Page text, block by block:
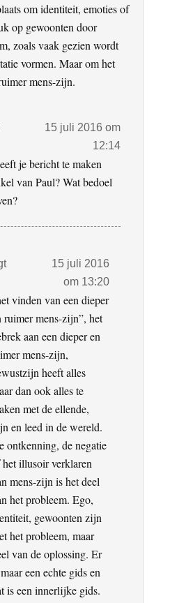
om identiteit, emoties of
op gewoonten door
zoals vaak gezien wordt
vormen. Maar om het
mens-zijn.
15 juli 2016 om
12:14
je bericht te maken
van Paul? Wat bedoel
15 juli 2016
om 13:20
vinden van een dieper
ruimer mens-zijn”, het
aan een dieper en
mens-zijn,
heeft alles
dan ook alles te
met de ellende,
en leed in de wereld.
ontkenning, de negatie
illusoir verklaren
mens-zijn is het deel
het probleem. Ego,
gewoonten zijn
het probleem, maar
van de oplossing. Er
een echte gids en
is een innerlijke gids.